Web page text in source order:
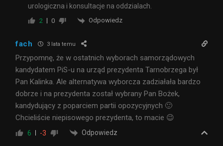
urologiczna i konsultacje na oddzialach.
2 0 Odpowiedz
fach 3 lata temu
Przypomnę, że w ostatnich wyborach samorządowych
kandydatem PiS-u na urząd prezydenta Tarnobrzega był
Pan Kalinka. Ale alternatywa wyborcza zadziałała bardzo
dobrze i na prezydenta został wybrany Pan Bożek,
kandydujący z poparciem partii opozycyjnych 🙂
Chcieliście niepisowego prezydenta, to macie 😉
6 -3 Odpowiedz